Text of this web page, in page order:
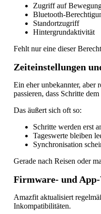
Zugriff auf
Bluetooth-
Standortzugriff
Hintergrundaktivität
Fehlt nur eine dieser
Zeiteinstellungen
Ein eher unbekannter, aber
passieren, dass Schritte
Das äußert sich oft so:
Schritte werden erst
Tageswerte bleiben
Synchronisation
Gerade nach Reisen oder
Firmware- und
Amazfit aktualisiert
Inkompatibilitäten.